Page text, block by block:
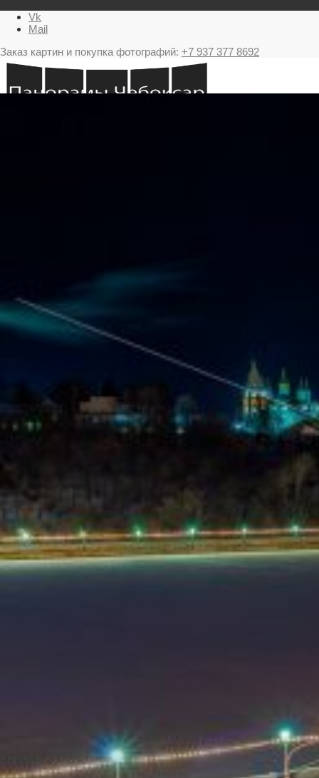
Vk
Mail
Заказ картин и покупка фотографий: +7 937 377 8692
Салюты Чебоксары
Вечерние Чебоксары
Чебоксарский залив
Как купить или заказать фотографию?
Фото чебоксар
Туман